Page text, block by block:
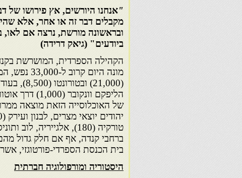
"אנחנו היורשים, אץ פירושו של
מקבלים דבר זה או אחר, אלא
ובראשונה מורשת, נרצה אם לאו,
ביודעים" (גיאק דרידה)
הקהילה הספרדית, המושרשת
מונה היום
(21,000)
הליפקם וונקובר
ברחבי קנדה, אף אם חלק גדול
בית הכנסת הספרדי-פורטוגזי, אשר
היסטוריה ומורפולוגיה חברתית